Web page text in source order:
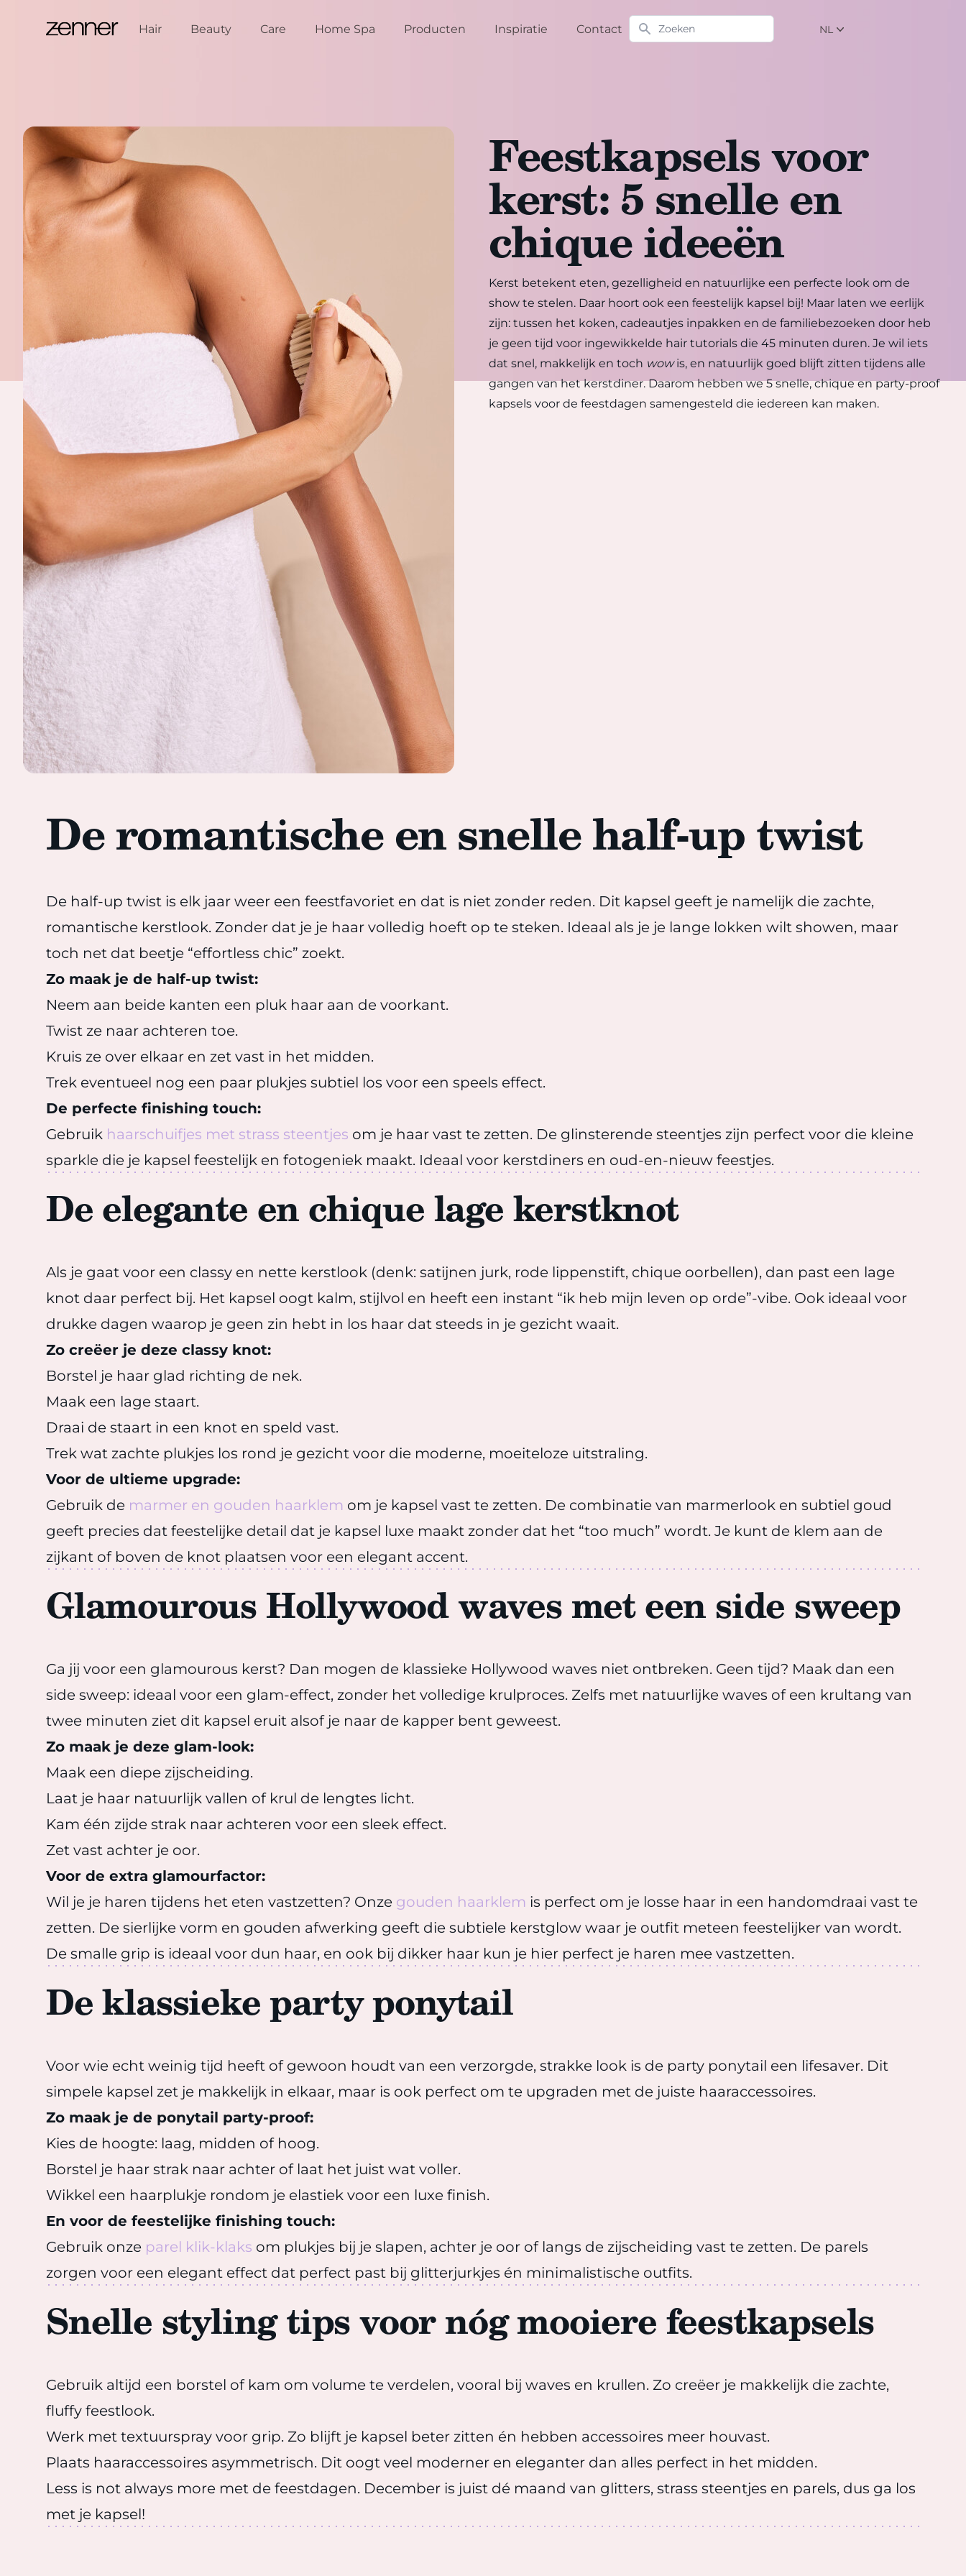
Hair
Beauty Care Home Spa Producten Inspiratie Contact Zoeken NL NL
Feestkapsels voor
kerst: 5 snelle en
chique ideeën
Kerst betekent eten, gezelligheid en natuurlijke een perfecte look om de
show te stelen. Daar hoort ook een feestelijk kapsel bij! Maar laten we eerlijk
zijn: tussen het koken, cadeautjes inpakken en de familiebezoeken door heb
je geen tijd voor ingewikkelde hair tutorials die 45 minuten duren. Je wil iets
dat snel, makkelijk en toch wowis, en natuurlijk goed blijft zitten tijdens alle
gangen van het kerstdiner. Daarom hebben we 5 snelle, chique en party-proof
kapsels voor de feestdagen samengesteld die iedereen kan maken.
De romantische en snelle half-up twist
De half-up twist is elk jaar weer een feestfavoriet en dat is niet zonder reden. Dit kapsel geeft je namelijk die zachte,
romantische kerstlook. Zonder dat je je haar volledig hoeft op te steken. Ideaal als je je lange lokken wilt showen, maar
toch net dat beetje “effortless chic” zoekt.
Zo maak je de half-up twist:
Neem aan beide kanten een pluk haar aan de voorkant.
Twist ze naar achteren toe.
Kruis ze over elkaar en zet vast in het midden.
Trek eventueel nog een paar plukjes subtiel los voor een speels effect.
De perfecte finishing touch:
Gebruik haarschuifjes met strass steentjes om je haar vast te zetten. De glinsterende steentjes zijn perfect voor die kleine
sparkle die je kapsel feestelijk en fotogeniek maakt. Ideaal voor kerstdiners en oud-en-nieuw feestjes.
De elegante en chique lage kerstknot
Als je gaat voor een classy en nette kerstlook (denk: satijnen jurk, rode lippenstift, chique oorbellen), dan past een lage
knot daar perfect bij. Het kapsel oogt kalm, stijlvol en heeft een instant “ik heb mijn leven op orde”-vibe. Ook ideaal voor
drukke dagen waarop je geen zin hebt in los haar dat steeds in je gezicht waait.
Zo creëer je deze classy knot:
Borstel je haar glad richting de nek.
Maak een lage staart.
Draai de staart in een knot en speld vast.
Trek wat zachte plukjes los rond je gezicht voor die moderne, moeiteloze uitstraling.
Voor de ultieme upgrade:
Gebruik de marmer en gouden haarklem om je kapsel vast te zetten. De combinatie van marmerlook en subtiel goud
geeft precies dat feestelijke detail dat je kapsel luxe maakt zonder dat het “too much” wordt. Je kunt de klem aan de
zijkant of boven de knot plaatsen voor een elegant accent.
Glamourous Hollywood waves met een side sweep
Ga jij voor een glamourous kerst? Dan mogen de klassieke Hollywood waves niet ontbreken. Geen tijd? Maak dan een
side sweep: ideaal voor een glam-effect, zonder het volledige krulproces. Zelfs met natuurlijke waves of een krultang van
twee minuten ziet dit kapsel eruit alsof je naar de kapper bent geweest.
Zo maak je deze glam-look:
Maak een diepe zijscheiding.
Laat je haar natuurlijk vallen of krul de lengtes licht.
Kam één zijde strak naar achteren voor een sleek effect.
Zet vast achter je oor.
Voor de extra glamourfactor:
Wil je je haren tijdens het eten vastzetten? Onze gouden haarklem is perfect om je losse haar in een handomdraai vast te
zetten. De sierlijke vorm en gouden afwerking geeft die subtiele kerstglow waar je outfit meteen feestelijker van wordt.
De smalle grip is ideaal voor dun haar, en ook bij dikker haar kun je hier perfect je haren mee vastzetten.
De klassieke party ponytail
Voor wie echt weinig tijd heeft of gewoon houdt van een verzorgde, strakke look is de party ponytail een lifesaver. Dit
simpele kapsel zet je makkelijk in elkaar, maar is ook perfect om te upgraden met de juiste haaraccessoires.
Zo maak je de ponytail party-proof:
Kies de hoogte: laag, midden of hoog.
Borstel je haar strak naar achter of laat het juist wat voller.
Wikkel een haarplukje rondom je elastiek voor een luxe finish.
En voor de feestelijke finishing touch:
Gebruik onze parel klik-klaks om plukjes bij je slapen, achter je oor of langs de zijscheiding vast te zetten. De parels
zorgen voor een elegant effect dat perfect past bij glitterjurkjes én minimalistische outfits.
Snelle styling tips voor nóg mooiere feestkapsels
Gebruik altijd een borstel of kam om volume te verdelen, vooral bij waves en krullen. Zo creëer je makkelijk die zachte,
fluffy feestlook.
Werk met textuurspray voor grip. Zo blijft je kapsel beter zitten én hebben accessoires meer houvast.
Plaats haaraccessoires asymmetrisch. Dit oogt veel moderner en eleganter dan alles perfect in het midden.
Less is not always more met de feestdagen. December is juist dé maand van glitters, strass steentjes en parels, dus ga los
met je kapsel!